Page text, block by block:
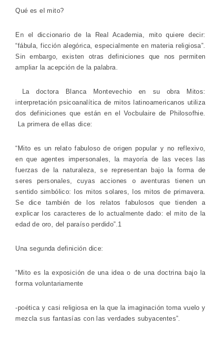
Qué es el mito?
En el diccionario de la Real Academia, mito quiere decir:
“fábula, ficción alegórica, especialmente en materia religiosa”.
Sin embargo, existen otras definiciones que nos permiten
ampliar la acepción de la palabra.
La doctora Blanca Montevechio en su obra Mitos:
interpretación psicoanalítica de mitos latinoamericanos utiliza
dos definiciones que están en el Vocbulaire de Philosofhie.
La primera de ellas dice:
“Mito es un relato fabuloso de origen popular y no reflexivo,
en que agentes impersonales, la mayoría de las veces las
fuerzas de la naturaleza, se representan bajo la forma de
seres personales, cuyas acciones o aventuras tienen un
sentido simbólico: los mitos solares, los mitos de primavera.
Se dice también de los relatos fabulosos que tienden a
explicar los caracteres de lo actualmente dado: el mito de la
edad de oro, del paraíso perdido”.1
Una segunda definición dice:
“Mito es la exposición de una idea o de una doctrina bajo la
forma voluntariamente
-poética y casi religiosa en la que la imaginación toma vuelo y
mezcla sus fantasías con las verdades subyacentes”.